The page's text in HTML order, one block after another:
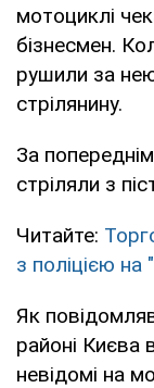
мотоциклі
бізнесмен.
рушили за
стрілянину.
За
стріляли з
Читайте:
з поліцією на
Як
районі Києва
невідомі на